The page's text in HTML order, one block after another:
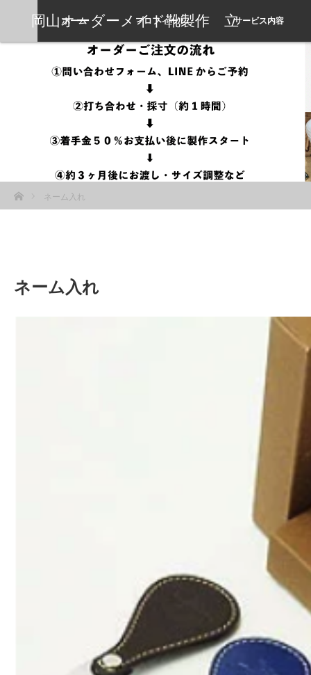
岡山オーダーメイド靴製作 立
岡靴工房
ホーム プロフィール サービス内容
ネーム入れ
ネーム入れ